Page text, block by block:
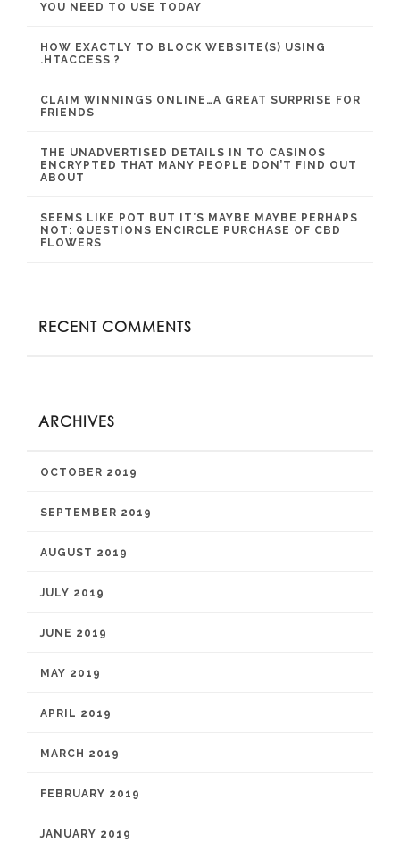
YOU NEED TO USE TODAY
HOW EXACTLY TO BLOCK WEBSITE(S) USING
.HTACCESS ?
CLAIM WINNINGS ONLINE…A GREAT SURPRISE FOR
FRIENDS
THE UNADVERTISED DETAILS IN TO CASINOS
ENCRYPTED THAT MANY PEOPLE DON’T FIND OUT
ABOUT
SEEMS LIKE POT BUT IT’S MAYBE MAYBE PERHAPS
NOT: QUESTIONS ENCIRCLE PURCHASE OF CBD
FLOWERS
RECENT COMMENTS
ARCHIVES
OCTOBER 2019
SEPTEMBER 2019
AUGUST 2019
JULY 2019
JUNE 2019
MAY 2019
APRIL 2019
MARCH 2019
FEBRUARY 2019
JANUARY 2019